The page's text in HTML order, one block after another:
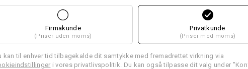
Udform selv
mere
Firmakunde
(Priser uden moms)
Privatkunde
(Priser med moms)
kan til enhver tid tilbagekalde dit samtykke med fremadrettet virkning via
i vores privatlivspolitik. Du kan også tilpasse dit valg under